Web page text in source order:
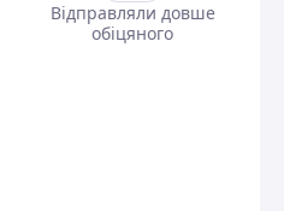
Відправляли довше
обіцяного